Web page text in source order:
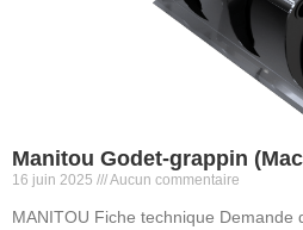
Manitou Godet-grappin
16 juin 2025 Aucun commentaire
MANITOU Fiche technique Demande